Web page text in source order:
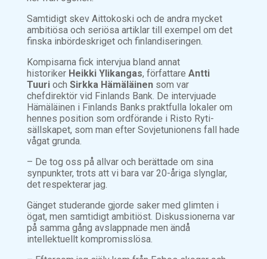
Samtidigt skev Aittokoski och de andra mycket
ambitiösa och seriösa artiklar till exempel om det
finska inbördeskriget och finlandiseringen.
Kompisarna fick intervjua bland annat
historiker Heikki Ylikangas, författare Antti
Tuuri och Sirkka Hämäläinen som var
chefdirektör vid Finlands Bank. De intervjuade
Hämäläinen i Finlands Banks praktfulla lokaler om
hennes position som ordförande i Risto Ryti-
sällskapet, som man efter Sovjetunionens fall hade
vågat grunda.
– De tog oss på allvar och berättade om sina
synpunkter, trots att vi bara var 20-åriga slynglar,
det respekterar jag.
Gänget studerande gjorde saker med glimten i
ögat, men samtidigt ambitiöst. Diskussionerna var
på samma gång avslappnade men ändå
intellektuellt kompromisslösa.